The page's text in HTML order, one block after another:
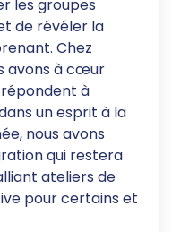
les groupes
de révéler la
Chez
avons à cœur
répondent à
un esprit à la
nous avons
qui restera
ateliers de
pour certains et